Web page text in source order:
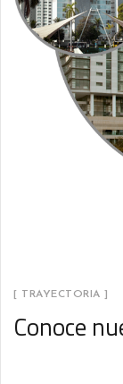
[ TRAYECTORIA ]
Conoce